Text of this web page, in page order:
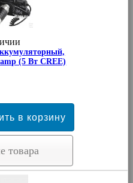
(5 Вт CREE)
товара